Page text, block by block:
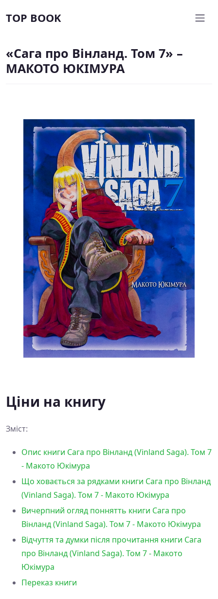
TOP BOOK
«Сага про Вінланд. Том 7» –
МАКОТО ЮКІМУРА
Ціни на книгу
Зміст:
Опис книги Сага про Вінланд (Vinland Saga). Том 7
- Макото Юкімура
Що ховається за рядками книги Сага про Вінланд
(Vinland Saga). Том 7 - Макото Юкімура
Вичерпний огляд поннятть книги Сага про
Вінланд (Vinland Saga). Том 7 - Макото Юкімура
Відчуття та думки після прочитання книги Сага
про Вінланд (Vinland Saga). Том 7 - Макото
Юкімура
Переказ книги